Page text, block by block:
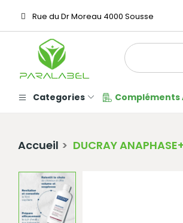
Rue du Dr Moreau 4000 Sousse
Categories
Accueil DUCRAY